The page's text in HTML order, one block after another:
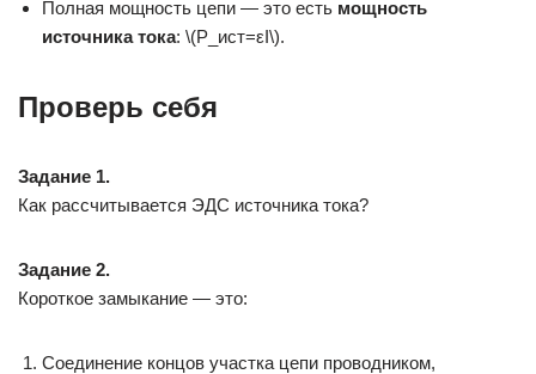
Полная мощность цепи — это есть мощность
источника тока: \(P_ист=εI\).
Проверь себя
Задание 1.
Как рассчитывается ЭДС источника тока?
Задание 2.
Короткое замыкание — это:
Соединение концов участка цепи проводником,